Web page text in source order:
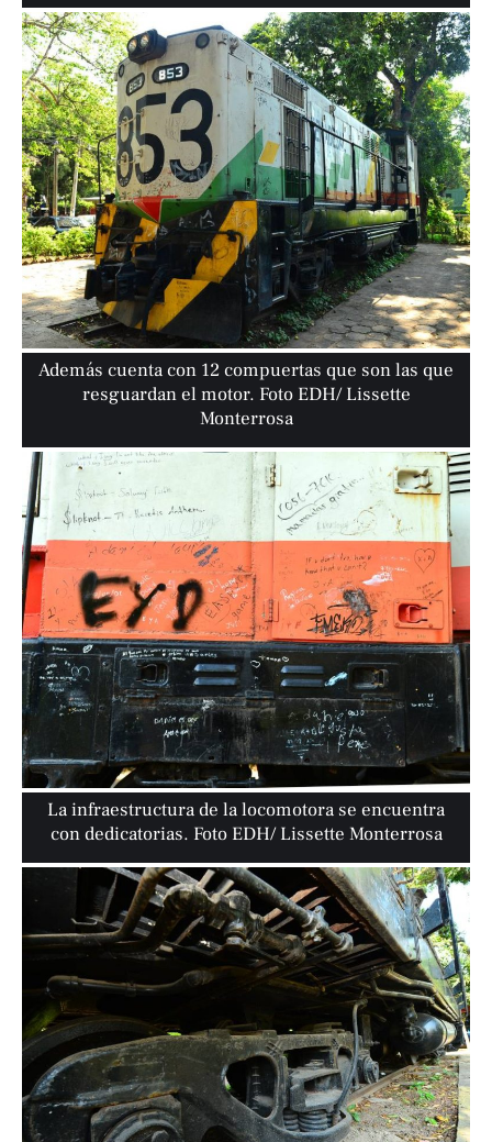
Además cuenta con 12 compuertas que son las que
resguardan el motor. Foto EDH/ Lissette
Monterrosa
La infraestructura de la locomotora se encuentra
con dedicatorias. Foto EDH/ Lissette Monterrosa